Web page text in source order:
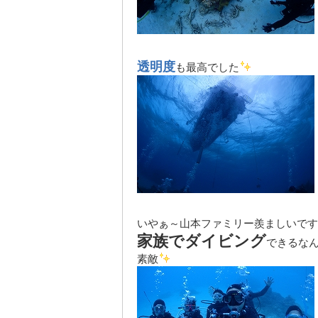
透明度も最高でした
いやぁ～山本ファミリー羨ましいです
家族でダイビングできるな
素敵